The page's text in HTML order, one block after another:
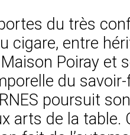
du très
cigare, entre
Poiray et
du
poursuit
arts de la